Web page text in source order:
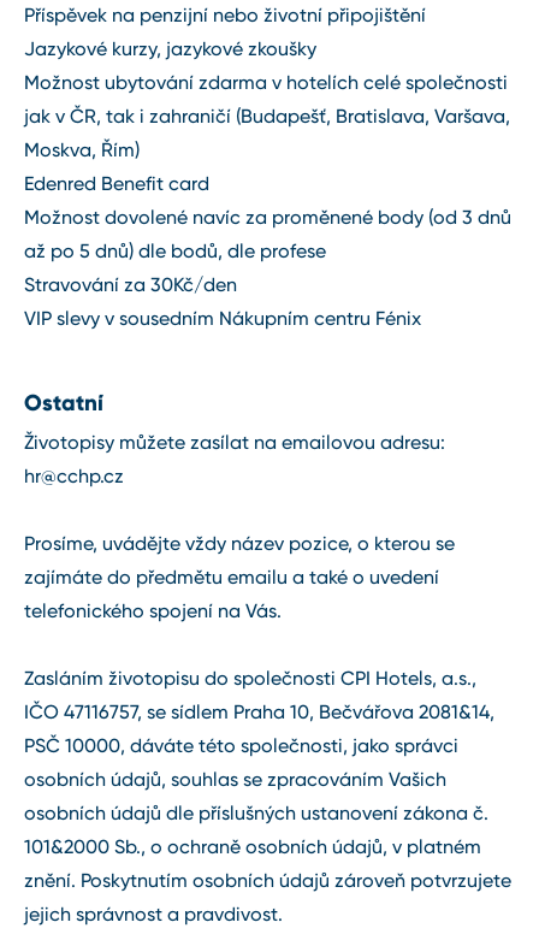
Příspěvek na penzijní nebo životní připojištění
Jazykové kurzy, jazykové zkoušky
Možnost ubytování zdarma v hotelích celé společnosti
jak v ČR, tak i zahraničí (Budapešť, Bratislava, Varšava,
Moskva, Řím)
Edenred Benefit card
Možnost dovolené navíc za proměnené body (od 3 dnů
až po 5 dnů) dle bodů, dle profese
Stravování za 30Kč/den
VIP slevy v sousedním Nákupním centru Fénix
Ostatní
Životopisy můžete zasílat na emailovou adresu:
hr@cchp.cz
Prosíme, uvádějte vždy název pozice, o kterou se
zajímáte do předmětu emailu a také o uvedení
telefonického spojení na Vás.
Zasláním životopisu do společnosti CPI Hotels, a.s.,
IČO 47116757, se sídlem Praha 10, Bečvářova 2081&14,
PSČ 10000, dáváte této společnosti, jako správci
osobních údajů, souhlas se zpracováním Vašich
osobních údajů dle příslušných ustanovení zákona č.
101&2000 Sb., o ochraně osobních údajů, v platném
znění. Poskytnutím osobních údajů zároveň potvrzujete
jejich správnost a pravdivost.